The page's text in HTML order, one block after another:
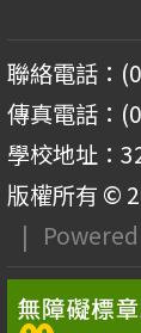
聯絡電話：
傳真電話：
學校地址：
版權所有 ©
|